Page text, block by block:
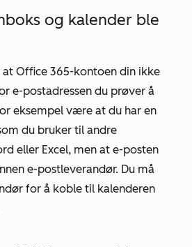
og kalender ble
at Office 365-kontoen din ikke
e-postadressen du prøver å
eksempel være at du har en
du bruker til andre
eller Excel, men at e-posten
e-postleverandør. Du må
for å koble til kalenderen